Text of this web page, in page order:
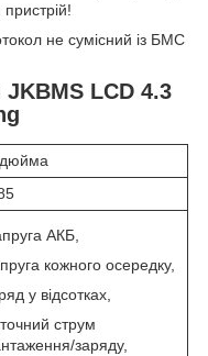
не сумісний із БМС
JKBMS LCD 4.3
АКБ,
кожного осередку,
у відсотках,
струм
заряду,